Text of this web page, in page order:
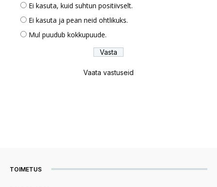
Ei kasuta, kuid suhtun positiivselt.
Ei kasuta ja pean neid ohtlikuks.
Mul puudub kokkupuude.
Vaata vastuseid
TOIMETUS